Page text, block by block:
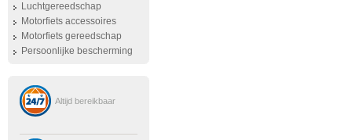
Luchtgereedschap
Motorfiets accessoires
Motorfiets gereedschap
Persoonlijke bescherming
Altijd bereikbaar